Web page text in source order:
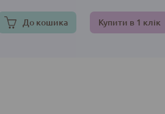
До кошика Купити в 1 клік